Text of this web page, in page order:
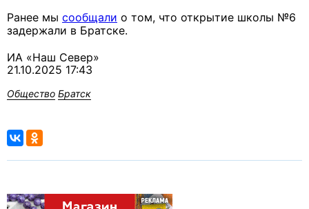
Ранее мы сообщали о том, что открытие школы №6
задержали в Братске.
ИА «Наш Север»
21.10.2025 17:43
Общество Братск